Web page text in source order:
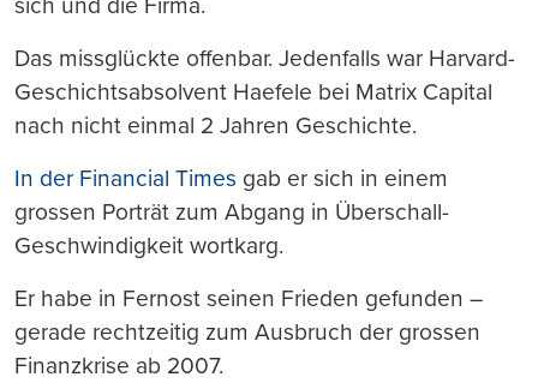
Das missglückte offenbar. Jedenfalls war Harvard-
Geschichtsabsolvent Haefele bei Matrix Capital
nach nicht einmal 2 Jahren Geschichte.
In der Financial Times gab er sich in einem
grossen Porträt zum Abgang in Überschall-
Geschwindigkeit wortkarg.
Er habe in Fernost seinen Frieden gefunden –
gerade rechtzeitig zum Ausbruch der grossen
Finanzkrise ab 2007.